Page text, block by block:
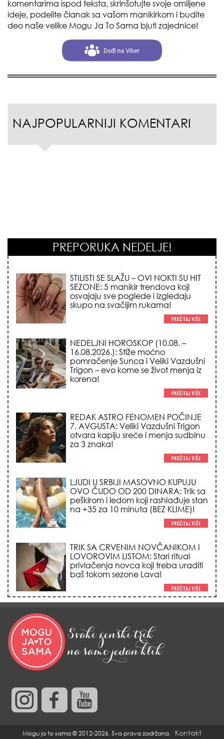
komentarima ispod teksta, skrinšotujte svoje omiljene
ideje, podelite članak sa vašom manikirkom i budite
deo naše velike Mogu Ja To Sama bjuti zajednice!
NAJPOPULARNIJI KOMENTARI
PREPORUKA NEDELJE!
STILISTI SE SLAŽU – OVI NOKTI SU HIT
SEZONE: 5 manikir trendova koji
osvajaju sve poglede i izgledaju
NEDELJNI HOROSKOP (10.08. –
16.08.2026.): Stiže moćno
pomračenje Sunca i Veliki Vazdušni
REDAK ASTRO FENOMEN POČINJE
7. AVGUSTA: Veliki Vazdušni Trigon
otvara kapiju sreće i menja sudbinu
LJUDI U SRBIJI MASOVNO KUPUJU
OVO ČUDO OD 200 DINARA: Trik sa
peškirom i ledom koji rashlađuje stan
TRIK SA CRVENIM NOVČANIKOM I
LOVOROVIM LISTOM: Stari ritual
privlačenja novca koji treba uraditi
HEMIJA VAM UOPŠTE NE TREBA:
Ovako su naše bake čistile kuću za
0 dinara, a sve je blistalo i mirisalo
danima!
Trik od 0 dinara sa ledom i
kamilicom koji pegla bore, briše
nadutost i vraća sjaj licu za 3
NAJVEĆI STRAH SVAKOG
RODITELJA: Otkriveno da li se
okidač
Mogu ja to sama © 2012-2026. Sva prava zadržana. Kontakt